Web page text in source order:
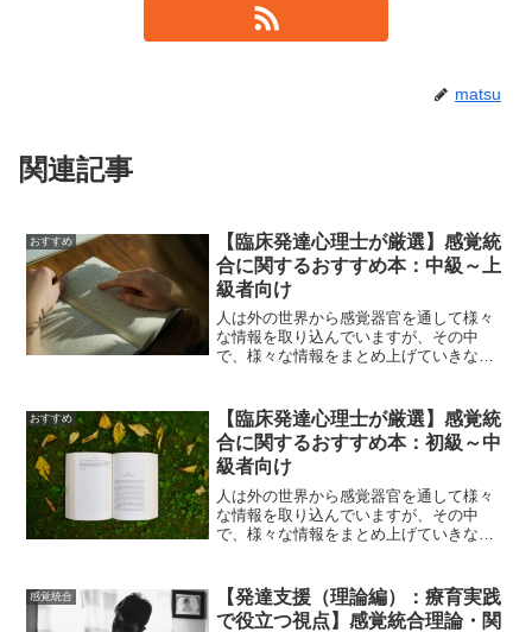
matsu
関連記事
おすすめ
【臨床発達心理士が厳選】感覚統
合に関するおすすめ本：中級～上
級者向け
人は外の世界から感覚器官を通して様々
な情報を取り込んでいますが、その中
で、様々な情報をまとめ上げていきなが
報（視覚、聴覚、味覚、嗅覚、触覚固有
覚、平衡感覚など）を目的...
おすすめ
【臨床発達心理士が厳選】感覚統
合に関するおすすめ本：初級～中
級者向け
人は外の世界から感覚器官を通して様々
な情報を取り込んでいますが、その中
で、様々な情報をまとめ上げていきなが
報（視覚、聴覚、味覚、嗅覚、触覚固有
覚、平衡感覚など）を目的...
感覚統合
【発達支援（理論編）：療育実践
で役立つ視点】感覚統合理論・関